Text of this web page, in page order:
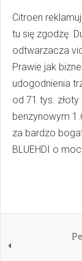
Citroen
tu się zgodzę.
odtwarzacza
Prawie jak
udogodnienia
od 71 tys.
benzynowym
za bardzo
BLUEHDI o